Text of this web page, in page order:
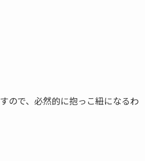
ので、必然的に抱っこ紐になるわ